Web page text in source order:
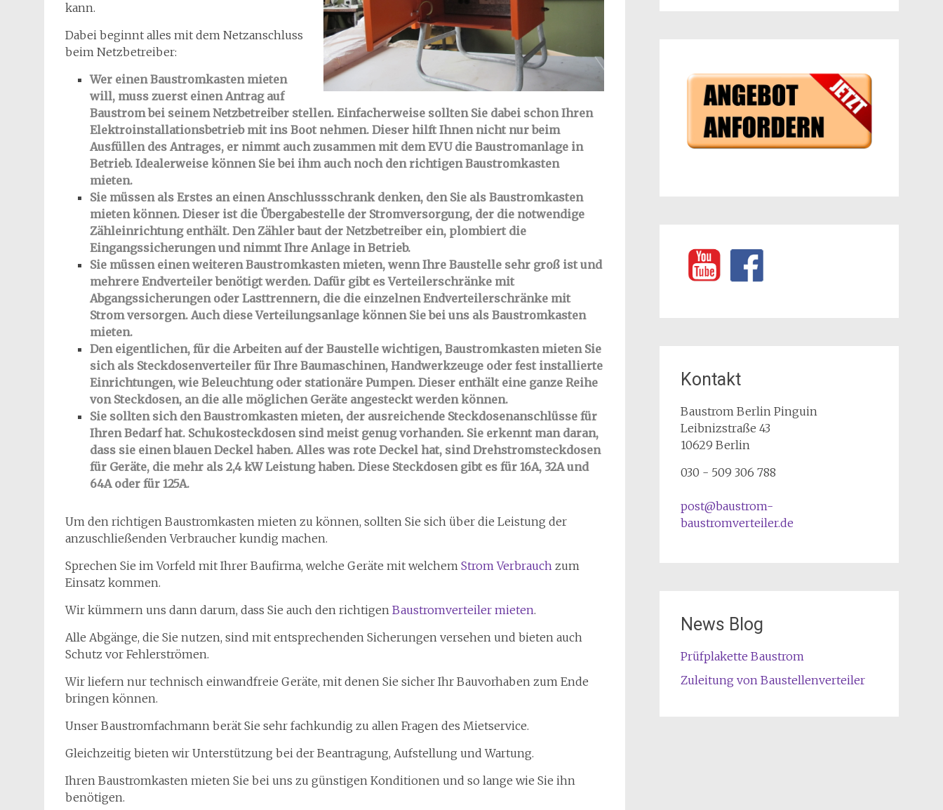
kann.
Dabei beginnt alles mit dem Netzanschluss
beim Netzbetreiber:
Wer einen Baustromkasten mieten
will, muss zuerst einen Antrag auf
Baustrom bei seinem Netzbetreiber stellen. Einfacherweise sollten Sie dabei schon Ihren
Elektroinstallationsbetrieb mit ins Boot nehmen. Dieser hilft Ihnen nicht nur beim
Ausfüllen des Antrages, er nimmt auch zusammen mit dem EVU die Baustromanlage in
Betrieb. Idealerweise können Sie bei ihm auch noch den richtigen Baustromkasten
mieten.
Sie müssen als Erstes an einen Anschlussschrank denken, den Sie als Baustromkasten
mieten können. Dieser ist die Übergabestelle der Stromversorgung, der die notwendige
Zähleinrichtung enthält. Den Zähler baut der Netzbetreiber ein, plombiert die
Eingangssicherungen und nimmt Ihre Anlage in Betrieb.
Sie müssen einen weiteren Baustromkasten mieten, wenn Ihre Baustelle sehr groß ist und
mehrere Endverteiler benötigt werden. Dafür gibt es Verteilerschränke mit
Abgangssicherungen oder Lasttrennern, die die einzelnen Endverteilerschränke mit
Strom versorgen. Auch diese Verteilungsanlage können Sie bei uns als Baustromkasten
mieten.
Den eigentlichen, für die Arbeiten auf der Baustelle wichtigen, Baustromkasten mieten Sie
sich als Steckdosenverteiler für Ihre Baumaschinen, Handwerkzeuge oder fest installierte
Einrichtungen, wie Beleuchtung oder stationäre Pumpen. Dieser enthält eine ganze Reihe
von Steckdosen, an die alle möglichen Geräte angesteckt werden können.
Sie sollten sich den Baustromkasten mieten, der ausreichende Steckdosenanschlüsse für
Ihren Bedarf hat. Schukosteckdosen sind meist genug vorhanden. Sie erkennt man daran,
dass sie einen blauen Deckel haben. Alles was rote Deckel hat, sind Drehstromsteckdosen
für Geräte, die mehr als 2,4 kW Leistung haben. Diese Steckdosen gibt es für 16A, 32A und
64A oder für 125A.
Um den richtigen Baustromkasten mieten zu können, sollten Sie sich über die Leistung der
anzuschließenden Verbraucher kundig machen.
Sprechen Sie im Vorfeld mit Ihrer Baufirma, welche Geräte mit welchem Strom Verbrauch zum
Einsatz kommen.
Wir kümmern uns dann darum, dass Sie auch den richtigen Baustromverteiler mieten.
Alle Abgänge, die Sie nutzen, sind mit entsprechenden Sicherungen versehen und bieten auch
Schutz vor Fehlerströmen.
Wir liefern nur technisch einwandfreie Geräte, mit denen Sie sicher Ihr Bauvorhaben zum Ende
bringen können.
Unser Baustromfachmann berät Sie sehr fachkundig zu allen Fragen des Mietservice.
Gleichzeitig bieten wir Unterstützung bei der Beantragung, Aufstellung und Wartung.
Ihren Baustromkasten mieten Sie bei uns zu günstigen Konditionen und so lange wie Sie ihn
benötigen.
Kontakt
Baustrom Berlin Pinguin
Leibnizstraße 43
10629 Berlin
030 - 509 306 788
post@baustrom-
baustromverteiler.de
News Blog
Prüfplakette Baustrom
Zuleitung von Baustellenverteiler